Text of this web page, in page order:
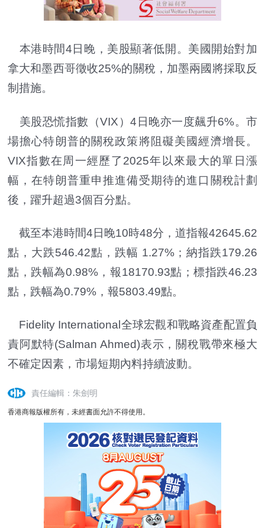
本港時間4日晚，美股顯著低開。美國開始對加
拿大和墨西哥徵收25%的關稅，加墨兩國將採取反
制措施。
美股恐慌指數（VIX）4日晚亦一度飆升6%。市
場擔心特朗普的關稅政策將阻礙美國經濟增長。
VIX指數在周一經歷了2025年以來最大的單日漲
幅，在特朗普重申推進備受期待的進口關稅計劃
後，躍升超過3個百分點。
截至本港時間4日晚10時48分，道指報42645.62
點，大跌546.42點，跌幅 1.27%；納指跌179.26
點，跌幅為0.98%，報18170.93點；標指跌46.23
點，跌幅為0.79%，報5803.49點。
Fidelity International全球宏觀和戰略資產配置負
責阿默特(Salman Ahmed)表示，關稅戰帶來極大
不確定因素，市場短期內料持續波動。
責任編輯：朱劍明
香港商報版權所有，未經書面允許不得使用。